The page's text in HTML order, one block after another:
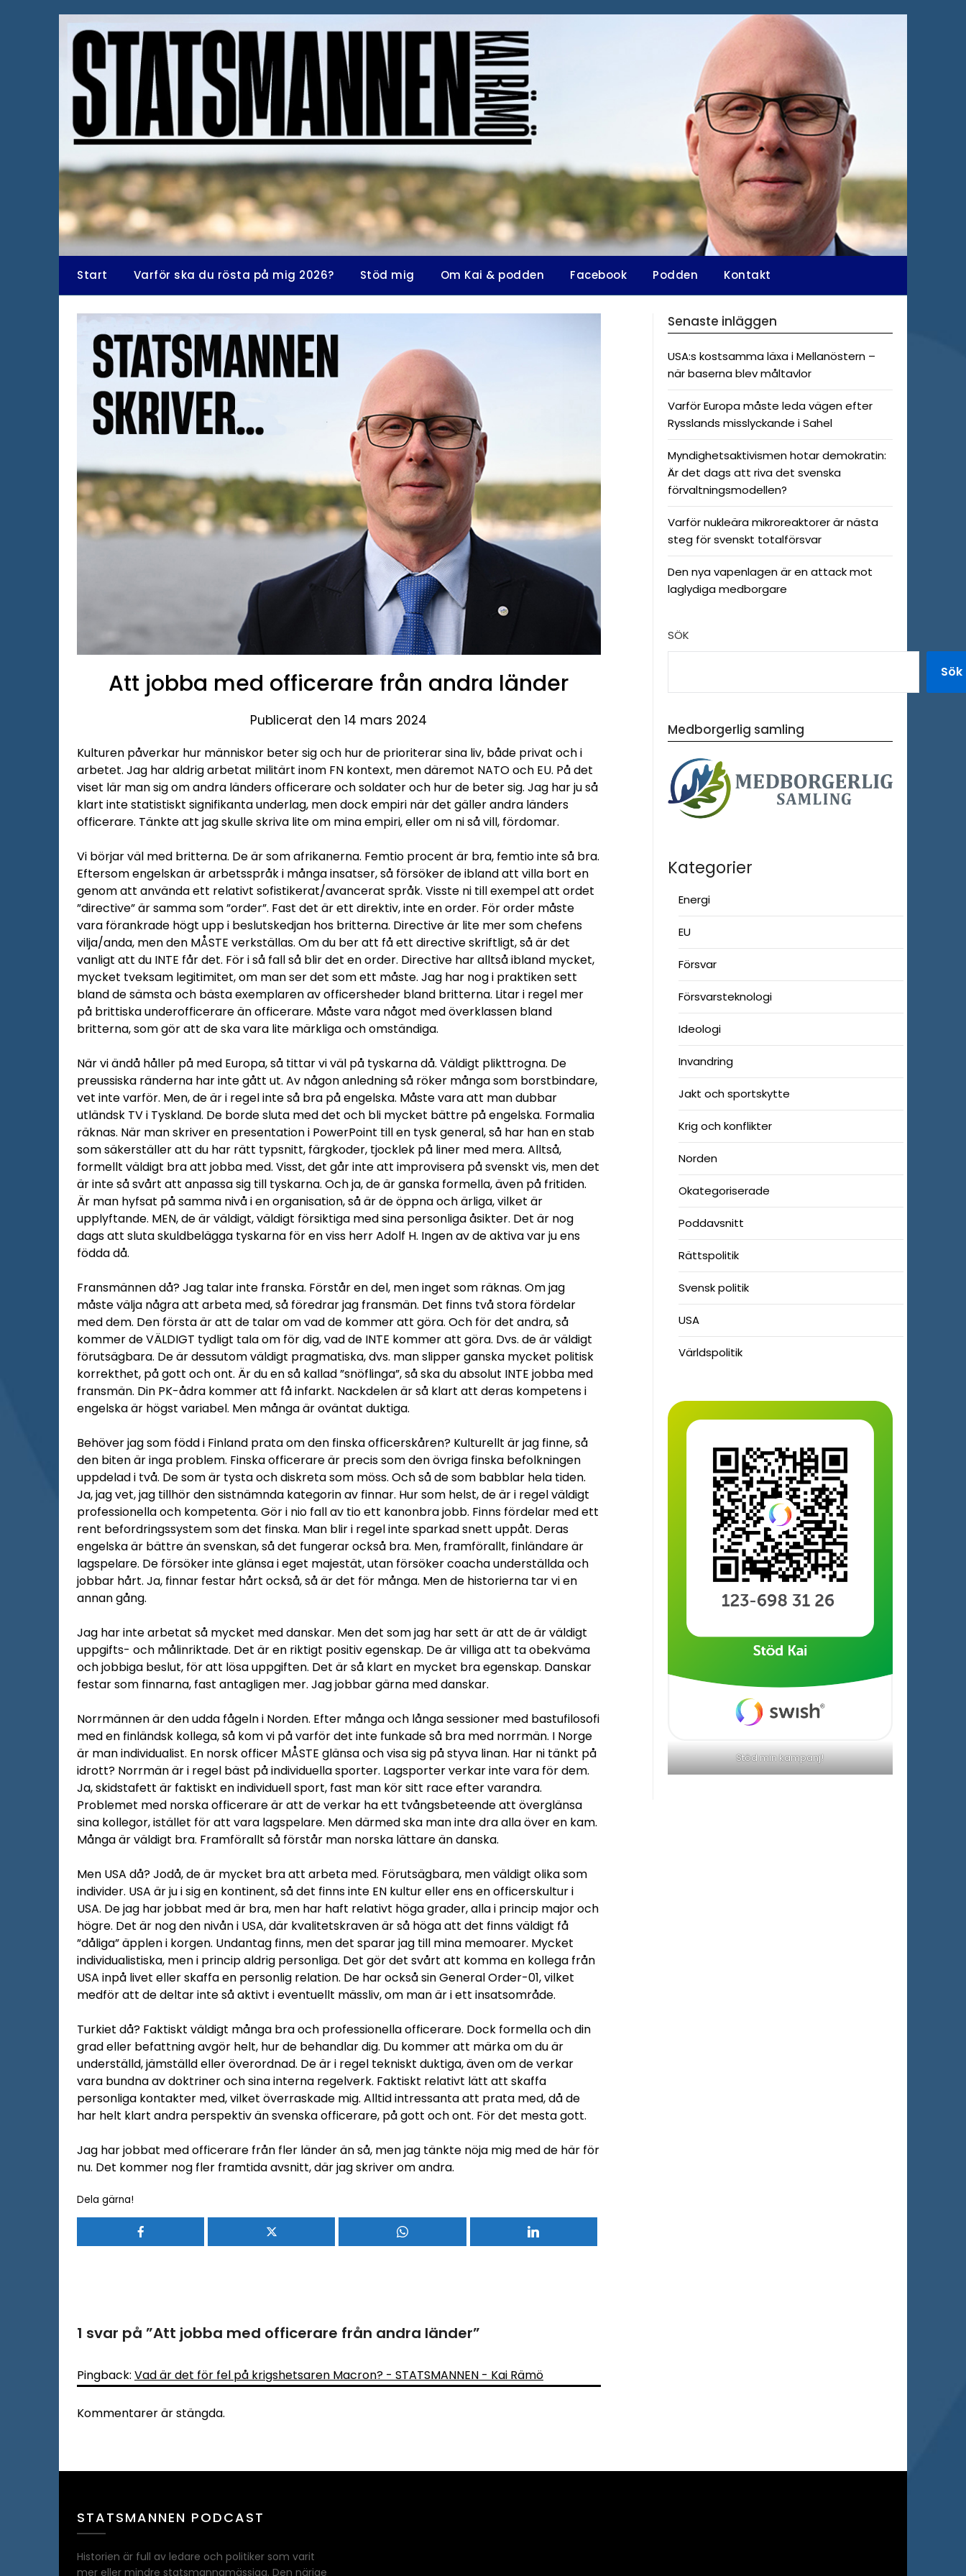
Start Varför ska du rösta på mig 2026? Stöd mig Om Kai & podden Facebook Podden Kontakt
Att jobba med officerare från andra länder
Publicerat den 14 mars 2024
Kulturen påverkar hur människor beter sig och hur de prioriterar sina liv, både privat och i
arbetet. Jag har aldrig arbetat militärt inom FN kontext, men däremot NATO och EU. På det
viset lär man sig om andra länders officerare och soldater och hur de beter sig. Jag har ju så
klart inte statistiskt signifikanta underlag, men dock empiri när det gäller andra länders
officerare. Tänkte att jag skulle skriva lite om mina empiri, eller om ni så vill, fördomar.
Vi börjar väl med britterna. De är som afrikanerna. Femtio procent är bra, femtio inte så bra.
Eftersom engelskan är arbetsspråk i många insatser, så försöker de ibland att villa bort en
genom att använda ett relativt sofistikerat/avancerat språk. Visste ni till exempel att ordet
”directive” är samma som ”order”. Fast det är ett direktiv, inte en order. För order måste
vara förankrade högt upp i beslutskedjan hos britterna. Directive är lite mer som chefens
vilja/anda, men den MÅSTE verkställas. Om du ber att få ett directive skriftligt, så är det
vanligt att du INTE får det. För i så fall så blir det en order. Directive har alltså ibland mycket,
mycket tveksam legitimitet, om man ser det som ett måste. Jag har nog i praktiken sett
bland de sämsta och bästa exemplaren av officersheder bland britterna. Litar i regel mer
på brittiska underofficerare än officerare. Måste vara något med överklassen bland
britterna, som gör att de ska vara lite märkliga och omständiga.
När vi ändå håller på med Europa, så tittar vi väl på tyskarna då. Väldigt plikttrogna. De
preussiska ränderna har inte gått ut. Av någon anledning så röker många som borstbindare,
vet inte varför. Men, de är i regel inte så bra på engelska. Måste vara att man dubbar
utländsk TV i Tyskland. De borde sluta med det och bli mycket bättre på engelska. Formalia
räknas. När man skriver en presentation i PowerPoint till en tysk general, så har han en stab
som säkerställer att du har rätt typsnitt, färgkoder, tjocklek på liner med mera. Alltså,
formellt väldigt bra att jobba med. Visst, det går inte att improvisera på svenskt vis, men det
är inte så svårt att anpassa sig till tyskarna. Och ja, de är ganska formella, även på fritiden.
Är man hyfsat på samma nivå i en organisation, så är de öppna och ärliga, vilket är
upplyftande. MEN, de är väldigt, väldigt försiktiga med sina personliga åsikter. Det är nog
dags att sluta skuldbelägga tyskarna för en viss herr Adolf H. Ingen av de aktiva var ju ens
födda då.
Fransmännen då? Jag talar inte franska. Förstår en del, men inget som räknas. Om jag
måste välja några att arbeta med, så föredrar jag fransmän. Det finns två stora fördelar
med dem. Den första är att de talar om vad de kommer att göra. Och för det andra, så
kommer de VÄLDIGT tydligt tala om för dig, vad de INTE kommer att göra. Dvs. de är väldigt
förutsägbara. De är dessutom väldigt pragmatiska, dvs. man slipper ganska mycket politisk
korrekthet, på gott och ont. Är du en så kallad ”snöflinga”, så ska du absolut INTE jobba med
fransmän. Din PK-ådra kommer att få infarkt. Nackdelen är så klart att deras kompetens i
engelska är högst variabel. Men många är oväntat duktiga.
Behöver jag som född i Finland prata om den finska officerskåren? Kulturellt är jag finne, så
den biten är inga problem. Finska officerare är precis som den övriga finska befolkningen
uppdelad i två. De som är tysta och diskreta som möss. Och så de som babblar hela tiden.
Ja, jag vet, jag tillhör den sistnämnda kategorin av finnar. Hur som helst, de är i regel väldigt
professionella och kompetenta. Gör i nio fall av tio ett kanonbra jobb. Finns fördelar med ett
rent befordringssystem som det finska. Man blir i regel inte sparkad snett uppåt. Deras
engelska är bättre än svenskan, så det fungerar också bra. Men, framförallt, finländare är
lagspelare. De försöker inte glänsa i eget majestät, utan försöker coacha underställda och
jobbar hårt. Ja, finnar festar hårt också, så är det för många. Men de historierna tar vi en
annan gång.
Jag har inte arbetat så mycket med danskar. Men det som jag har sett är att de är väldigt
uppgifts- och målinriktade. Det är en riktigt positiv egenskap. De är villiga att ta obekväma
och jobbiga beslut, för att lösa uppgiften. Det är så klart en mycket bra egenskap. Danskar
festar som finnarna, fast antagligen mer. Jag jobbar gärna med danskar.
Norrmännen är den udda fågeln i Norden. Efter många och långa sessioner med bastufilosofi
med en finländsk kollega, så kom vi på varför det inte funkade så bra med norrmän. I Norge
är man individualist. En norsk officer MÅSTE glänsa och visa sig på styva linan. Har ni tänkt på
idrott? Norrmän är i regel bäst på individuella sporter. Lagsporter verkar inte vara för dem.
Ja, skidstafett är faktiskt en individuell sport, fast man kör sitt race efter varandra.
Problemet med norska officerare är att de verkar ha ett tvångsbeteende att överglänsa
sina kollegor, istället för att vara lagspelare. Men därmed ska man inte dra alla över en kam.
Många är väldigt bra. Framförallt så förstår man norska lättare än danska.
Men USA då? Jodå, de är mycket bra att arbeta med. Förutsägbara, men väldigt olika som
individer. USA är ju i sig en kontinent, så det finns inte EN kultur eller ens en officerskultur i
USA. De jag har jobbat med är bra, men har haft relativt höga grader, alla i princip major och
högre. Det är nog den nivån i USA, där kvalitetskraven är så höga att det finns väldigt få
”dåliga” äpplen i korgen. Undantag finns, men det sparar jag till mina memoarer. Mycket
individualistiska, men i princip aldrig personliga. Det gör det svårt att komma en kollega från
USA inpå livet eller skaffa en personlig relation. De har också sin General Order-01, vilket
medför att de deltar inte så aktivt i eventuellt mässliv, om man är i ett insatsområde.
Turkiet då? Faktiskt väldigt många bra och professionella officerare. Dock formella och din
grad eller befattning avgör helt, hur de behandlar dig. Du kommer att märka om du är
underställd, jämställd eller överordnad. De är i regel tekniskt duktiga, även om de verkar
vara bundna av doktriner och sina interna regelverk. Faktiskt relativt lätt att skaffa
personliga kontakter med, vilket överraskade mig. Alltid intressanta att prata med, då de
har helt klart andra perspektiv än svenska officerare, på gott och ont. För det mesta gott.
Jag har jobbat med officerare från fler länder än så, men jag tänkte nöja mig med de här för
nu. Det kommer nog fler framtida avsnitt, där jag skriver om andra.
Dela gärna!
1 svar på ”Att jobba med officerare från andra länder”
Pingback: Vad är det för fel på krigshetsaren Macron? - STATSMANNEN - Kai Rämö
Kommentarer är stängda.
Senaste inläggen
USA:s kostsamma läxa i Mellanöstern –
när baserna blev måltavlor
Varför Europa måste leda vägen efter
Rysslands misslyckande i Sahel
Myndighetsaktivismen hotar demokratin:
Är det dags att riva det svenska
förvaltningsmodellen?
Varför nukleära mikroreaktorer är nästa
steg för svenskt totalförsvar
Den nya vapenlagen är en attack mot
laglydiga medborgare
SÖK
Sök
Medborgerlig samling
Kategorier
Energi
EU
Försvar
Försvarsteknologi
Ideologi
Invandring
Jakt och sportskytte
Krig och konflikter
Norden
Okategoriserade
Poddavsnitt
Rättspolitik
Svensk politik
USA
Världspolitik
Stöd min kampanj!
STATSMANNEN PODCAST
Historien är full av ledare och politiker som varit
mer eller mindre statsmannamässiga. Den närige